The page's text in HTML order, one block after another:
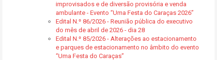
improvisados e de diversão provisória e venda
ambulante - Evento “Uma Festa do Caraças 2026”
Edital N.º 86/2026 - Reunião pública do executivo
do mês de abril de 2026 - dia 28
Edital N.º 85/2026 - Alterações ao estacionamento
e parques de estacionamento no âmbito do evento
“Uma Festa do Caraças”